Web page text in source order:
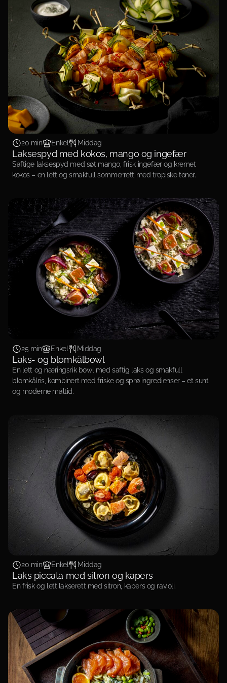
20 min Enkel Middag
Laksespyd med kokos, mango og ingefær
Saftige laksespyd med søt mango, frisk ingefær og kremet
kokos – en lett og smakfull sommerrett med tropiske toner.
25 min Enkel Middag
Laks- og blomkålbowl
En lett og næringsrik bowl med saftig laks og smakfull
blomkålris, kombinert med friske og sprø ingredienser – et sunt
og moderne måltid.
20 min Enkel Middag
Laks piccata med sitron og kapers
En frisk og lett lakserett med sitron, kapers og ravioli.